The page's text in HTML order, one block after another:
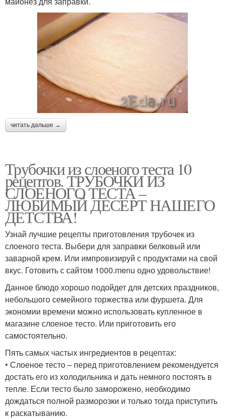
читать дальше →
Трубочки из слоеного теста 10
рецептов. ТРУБОЧКИ ИЗ
СЛОЕНОГО ТЕСТА –
ЛЮБИМЫЙ ДЕСЕРТ НАШЕГО
ДЕТСТВА!
Узнай лучшие рецепты приготовления трубочек из
слоеного теста. Выбери для заправки белковый или
заварной крем. Или импровизируй с продуктами на свой
вкус. Готовить с сайтом 1000.menu одно удовольствие!
Данное блюдо хорошо подойдет для детских праздников,
небольшого семейного торжества или фуршета. Для
экономии времени можно использовать купленное в
магазине слоеное тесто. Или приготовить его
самостоятельно.
Пять самых частых ингредиентов в рецептах:
• Слоеное тесто – перед приготовлением рекомендуется
достать его из холодильника и дать немного постоять в
тепле. Если тесто было заморожено, необходимо
дождаться полной разморозки и только тогда приступить
к раскатыванию.